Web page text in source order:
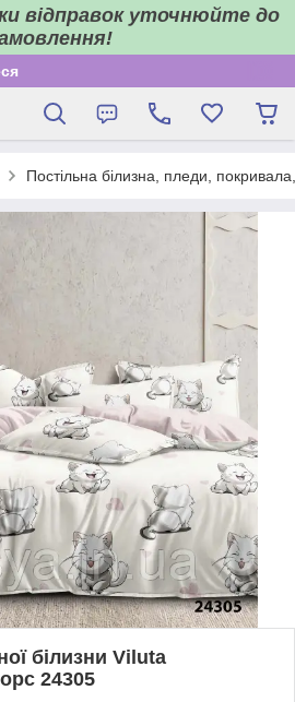
відправок уточнюйте до
Постільна білизна, пледи,
білизни Viluta
24305